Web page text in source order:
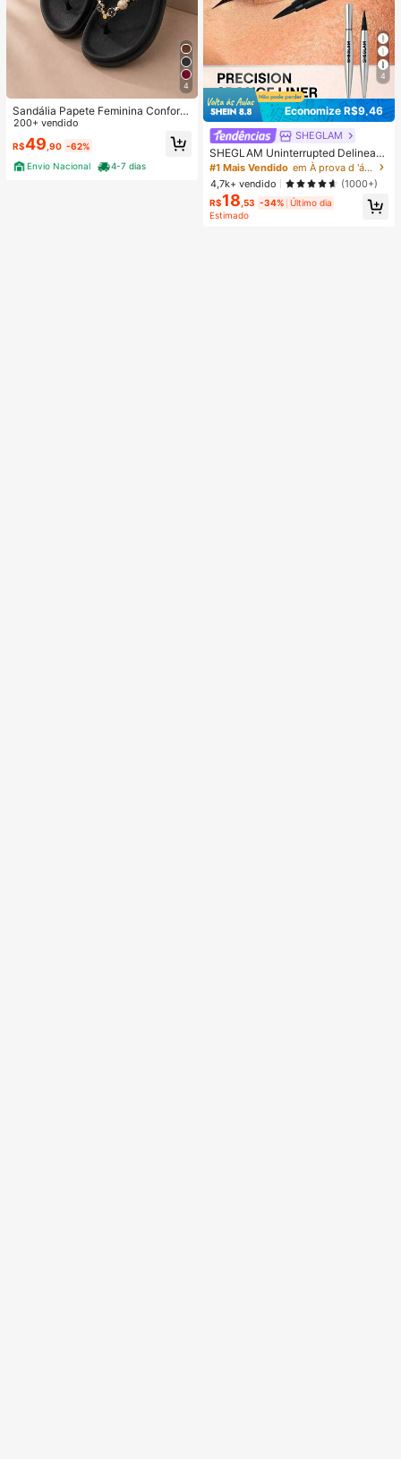
4
Sandália Papete Feminina Confortá
vel Elegante Leve para o Dia a Dia
Tendencia
200+ vendido
R$49 ,90 -62%
Envio Nacional
4-7 dias
4
Economize R$9,46
SHEGLAM
SHEGLAM Uninterrupted Delinead
or LíQuido à Prova D'áGua Kohl Kaj
al Marca De Beleza CosméTicos M
aquiagem Para Mulheres E Menina
s
#1 Mais Vendido
em À prova d 'água Delineadores de longa duração
4,7k+ vendido
(1000+)
R$18,53 -34% Último dia
Estimado